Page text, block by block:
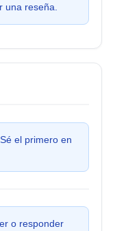
una reseña.
el primero en
o responder